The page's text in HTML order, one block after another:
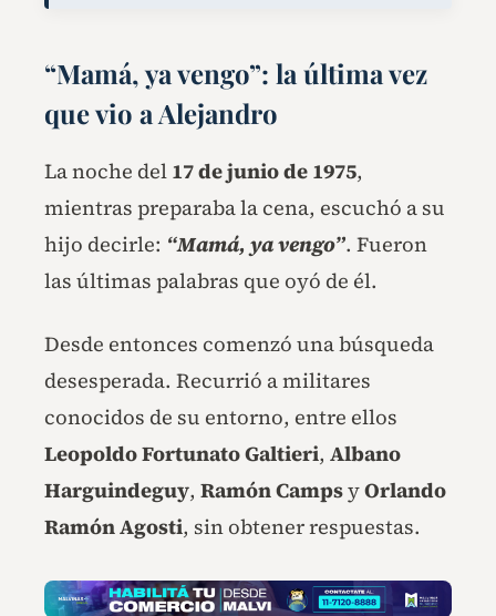
“Mamá, ya vengo”: la última vez
que vio a Alejandro
La noche del 17 de junio de 1975,
mientras preparaba la cena, escuchó a su
hijo decirle: “Mamá, ya vengo”. Fueron
las últimas palabras que oyó de él.
Desde entonces comenzó una búsqueda
desesperada. Recurrió a militares
conocidos de su entorno, entre ellos
Leopoldo Fortunato Galtieri, Albano
Harguindeguy, Ramón CampsyOrlando
Ramón Agosti, sin obtener respuestas.